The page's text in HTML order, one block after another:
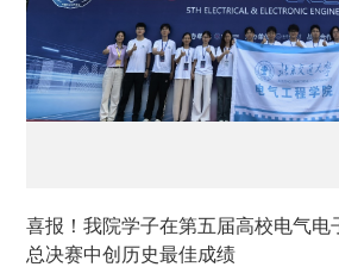
喜报！我院学子在第五届高校电气电
总决赛中创历史最佳成绩